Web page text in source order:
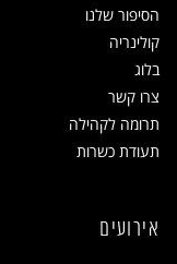
הסיפור שלנו
קולינריה
בלוג
צרו קשר
תרומה לקהילה
תעודת כשרות
אירועים